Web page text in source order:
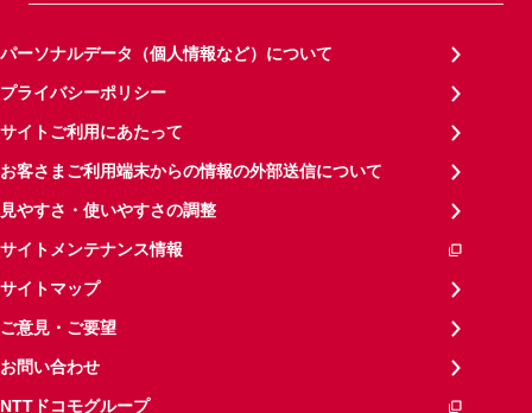
パーソナルデータ（個人情報など）について
プライバシーポリシー
サイトご利用にあたって
お客さまご利用端末からの情報の外部送信について
見やすさ・使いやすさの調整
サイトメンテナンス情報
サイトマップ
ご意見・ご要望
お問い合わせ
NTTドコモグループ